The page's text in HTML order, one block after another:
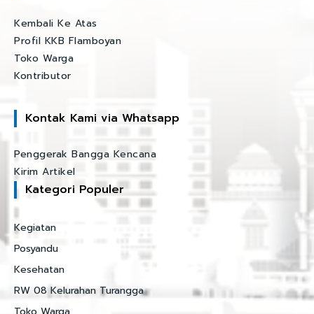
Kembali Ke Atas
Profil KKB Flamboyan
Toko Warga
Kontributor
Kontak Kami via Whatsapp
Penggerak Bangga Kencana
Kirim Artikel
Kategori Populer
Kegiatan
Posyandu
Kesehatan
RW 08 Kelurahan Turangga